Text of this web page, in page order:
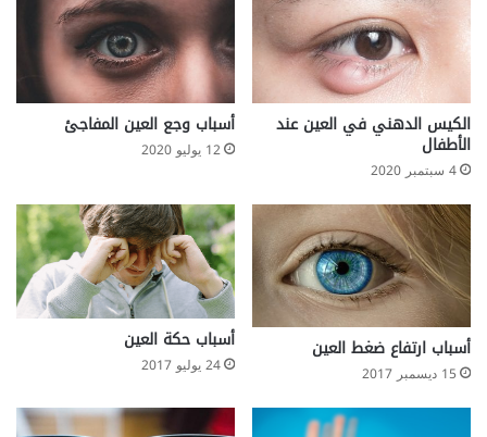
ي
د
و
ك
ن
.
.
(
م
ط
ص
د
ا
ل
ق
ب
ع
ل
ى
ل
الكيس الدهني في العين عند
الأطفال
4 سبتمبر 2020
أسباب وجع العين المفاجئ
12 يوليو 2020
أسباب ارتفاع ضغط العين
15 ديسمبر 2017
أسباب حكة العين
24 يوليو 2017